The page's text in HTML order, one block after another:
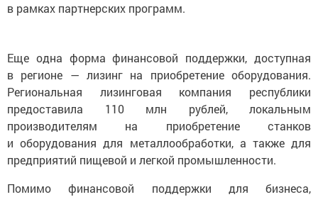
в рамках партнерских программ.
Еще одна форма финансовой поддержки, доступная
в регионе — лизинг на приобретение оборудования.
Региональная лизинговая компания республики
предоставила 110 млн рублей, локальным
производителям на приобретение станков
и оборудования для металлообработки, а также для
предприятий пищевой и легкой промышленности.
Помимо финансовой поддержки для бизнеса,